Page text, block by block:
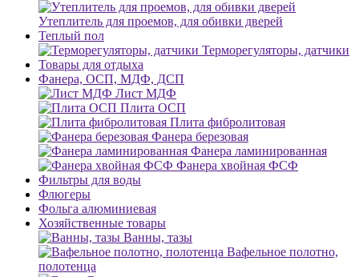
Утеплитель для проемов, для обивки дверей
Теплый пол
Терморегуляторы, датчики
Товары для отдыха
Фанера, ОСП, МДФ, ДСП
Лист МДФ
Плита ОСП
Плита фибролитовая
Фанера березовая
Фанера ламинированная
Фанера хвойная ФСФ
Фильтры для воды
Флюгеры
Фольга алюминиевая
Хозяйственные товары
Ванны, тазы
Вафельное полотно,
полотенца